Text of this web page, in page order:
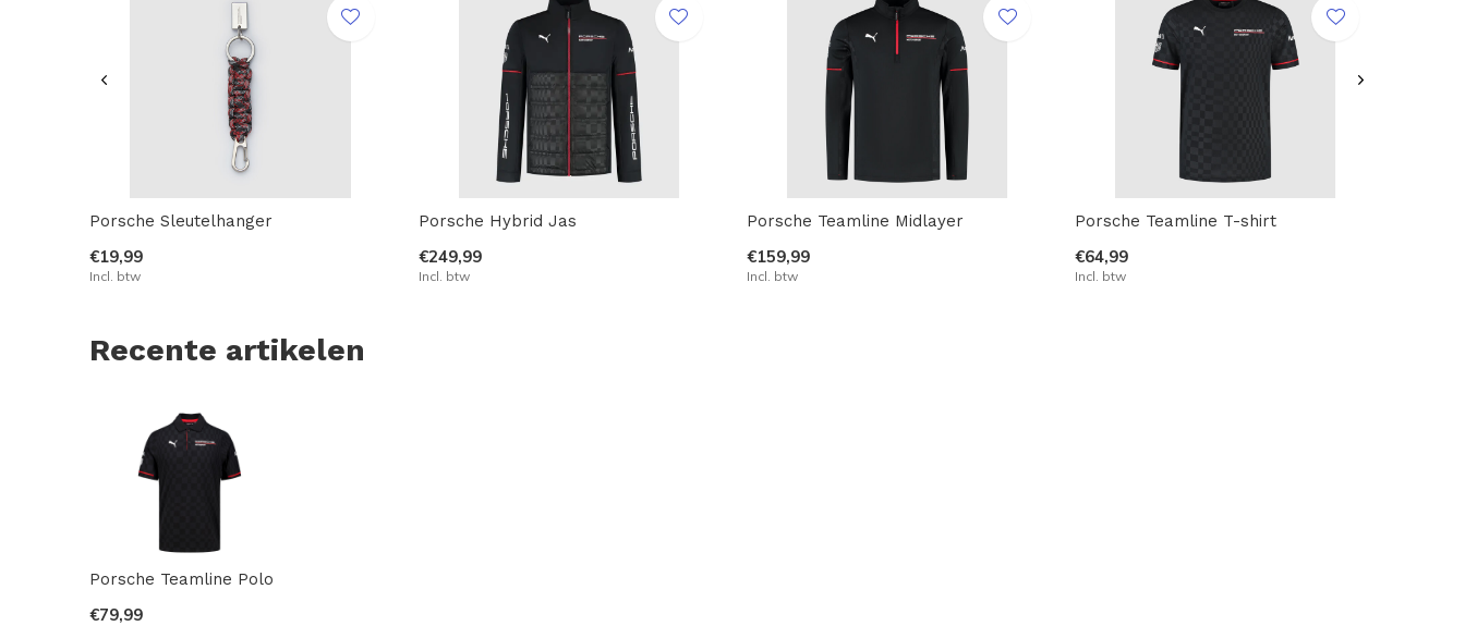
Porsche Sleutelhanger
€19,99
Incl. btw
Porsche Hybrid Jas
€249,99
Incl. btw
Porsche Teamline Midlayer
€159,99
Incl. btw
Porsche Teamline T-shirt
€64,99
Incl. btw
Recente artikelen
Porsche Teamline Polo
€79,99